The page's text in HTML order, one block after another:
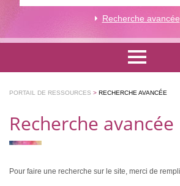
Recherche avancée
Formations académiques
Ressources pédagogiques
Annuaire
PORTAIL DE RESSOURCES > RECHERCHE AVANCÉE
Recherche avancée
Pour faire une recherche sur le site, merci de